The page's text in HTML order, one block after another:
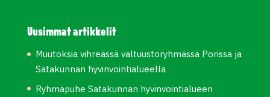
Uusimmat artikkelit
Muutoksia vihreässä valtuustoryhmässä Porissa ja
Satakunnan hyvinvointialueella
Ryhmäpuhe Satakunnan hyvinvointialueen